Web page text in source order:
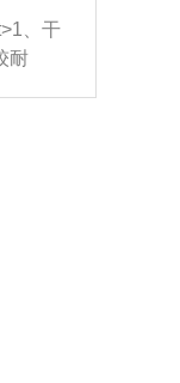
就
油现
，
磨
异
球头
、干
耐